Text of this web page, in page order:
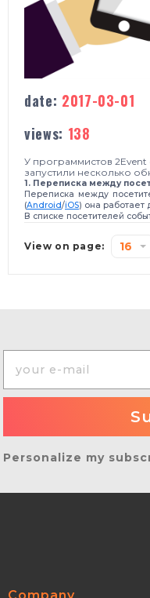
date: 2017-03-01
views: 138
У программистов 2Event
запустили несколько
1. Переписка между
Переписка между
(Android/iOS) она работает
В списке посетителей
View on page: 16
Personalize my
Company